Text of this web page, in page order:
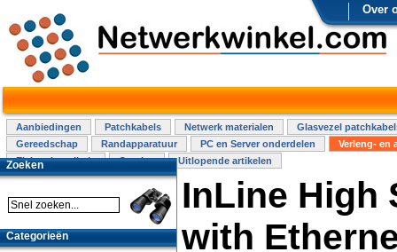
Over
Aanbiedingen Patchkabels Netwerk materialen
Glasvezel
Gereedschap
Randapparatuur PC en Server onderdelen
Verleng- en
Elektra installatie
Overige Uitlopende artikelen
InLine High
with
Zoeken
Categorieën